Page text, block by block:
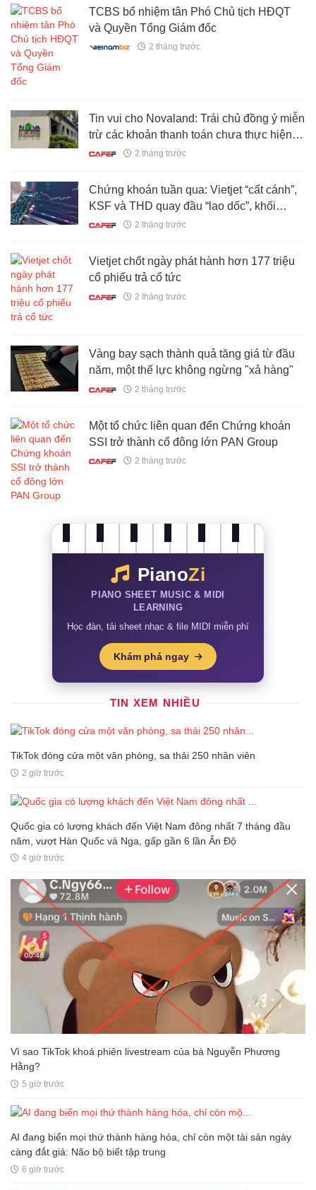
TCBS bổ nhiệm tân Phó Chủ tịch HĐQT
và Quyền Tổng Giám đốc
2 tháng trước
Tin vui cho Novaland: Trái chủ đồng ý miễn
trừ các khoản thanh toán chưa thực hiện
của lô trái phiếu 300 triệu USD
2 tháng trước
Chứng khoán tuần qua: Vietjet “cất cánh”,
KSF và THD quay đầu “lao dốc”, khối
ngoại bán ròng gần 7.200 tỷ đồng
2 tháng trước
Vietjet chốt ngày phát hành hơn 177 triệu
cổ phiếu trả cổ tức
2 tháng trước
Vàng bay sạch thành quả tăng giá từ đầu
năm, một thế lực không ngừng "xả hàng"
2 tháng trước
Một tổ chức liên quan đến Chứng khoán
SSI trở thành cổ đông lớn PAN Group
2 tháng trước
PianoZi
PIANO SHEET MUSIC & MIDI
LEARNING
Học đàn, tải sheet nhạc & file MIDI miễn phí
Khám phá ngay
TIN XEM NHIỀU
TikTok đóng cửa một văn phòng, sa thải 250 nhân viên
2 giờ trước
Quốc gia có lượng khách đến Việt Nam đông nhất 7 tháng đầu
năm, vượt Hàn Quốc và Nga, gấp gần 6 lần Ấn Độ
4 giờ trước
Vì sao TikTok khoá phiên livestream của bà Nguyễn Phương
Hằng?
5 giờ trước
AI đang biến mọi thứ thành hàng hóa, chỉ còn một tài sản ngày
càng đắt giá: Não bộ biết tập trung
6 giờ trước